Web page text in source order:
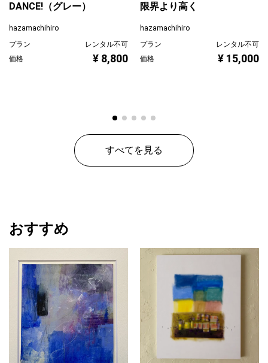
DANCE!（グレー）
hazamachihiro
プラン
レンタル不可
価格
¥ 8,800
限界より高く
hazamachihiro
プラン
レンタル不可
価格
¥ 15,000
すべてを見る
おすすめ